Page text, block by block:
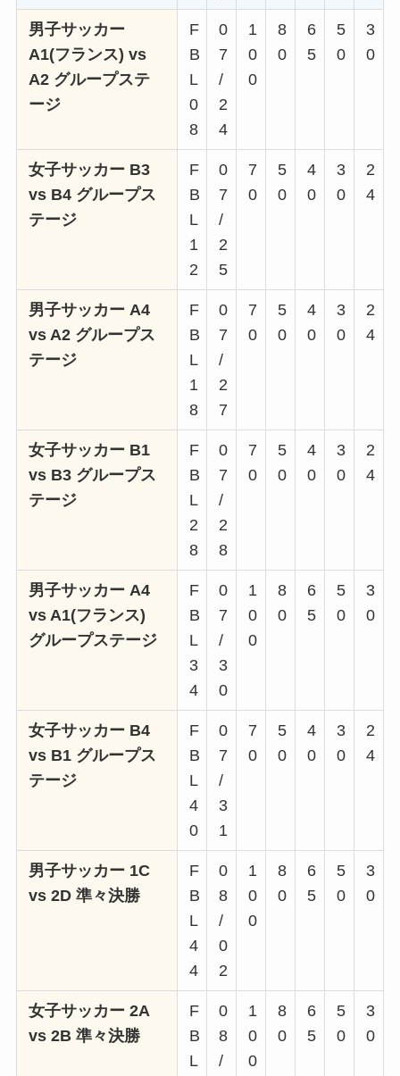
男子サッカー
A1(フランス) vs
A2 グループステ
ージ
F
B
L
0
8
0
7
/
2
4
1
0
0
8
0
6
5
5
0
3
0
女子サッカー B3
vs B4 グループス
テージ
F
B
L
1
2
0
7
/
2
5
7
0
5
0
4
0
3
0
2
4
男子サッカー A4
vs A2 グループス
テージ
F
B
L
1
8
0
7
/
2
7
7
0
5
0
4
0
3
0
2
4
女子サッカー B1
vs B3 グループス
テージ
F
B
L
2
8
0
7
/
2
8
7
0
5
0
4
0
3
0
2
4
男子サッカー A4
vs A1(フランス)
グループステージ
F
B
L
3
4
0
7
/
3
0
1
0
0
8
0
6
5
5
0
3
0
女子サッカー B4
vs B1 グループス
テージ
F
B
L
4
0
0
7
/
3
1
7
0
5
0
4
0
3
0
2
4
男子サッカー 1C
vs 2D 準々決勝
F
B
L
4
4
0
8
/
0
2
1
0
0
8
0
6
5
5
0
3
0
女子サッカー 2A
vs 2B 準々決勝
F
B
L
0
8
/
1
0
0
8
0
6
5
5
0
3
0